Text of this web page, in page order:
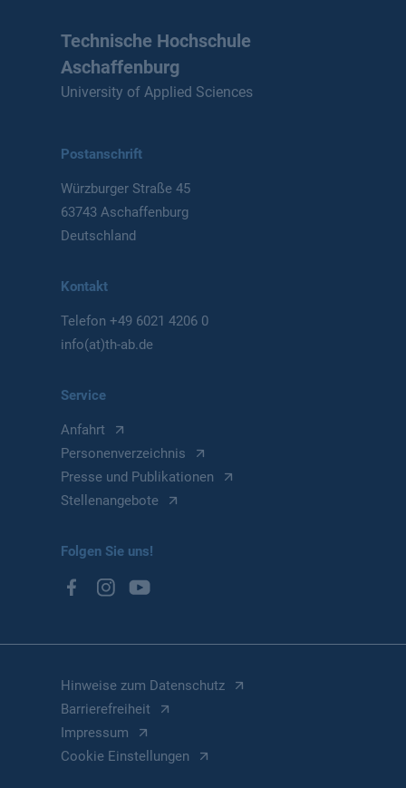
Technische Hochschule
Aschaffenburg
University of Applied Sciences
Postanschrift
Würzburger Straße 45
63743 Aschaffenburg
Deutschland
Kontakt
Telefon+49 6021 4206 0
info(at)th-ab.de
Service
Anfahrt
Personenverzeichnis
Presse und Publikationen
Stellenangebote
Folgen Sie uns!
Hinweise zum Datenschutz
Barrierefreiheit
Impressum
Cookie Einstellungen